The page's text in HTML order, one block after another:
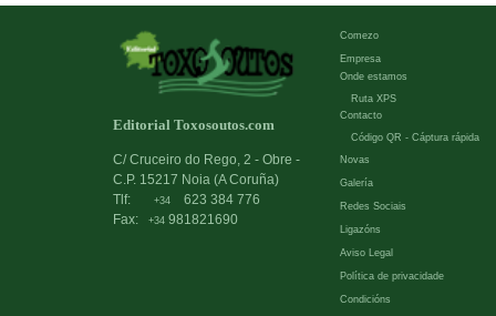
Editorial Toxosoutos.com
C/ Cruceiro do Rego, 2 - Obre -
C.P. 15217 Noia (A Coruña)
Tlf:
+34
623 384 776
Fax:
+34 981821690
Comezo
Empresa
Onde estamos
Ruta XPS
Contacto
Código QR - Cáptura rápida
Novas
Galería
Redes Sociais
Ligazóns
Aviso Legal
Política de privacidade
Condicións